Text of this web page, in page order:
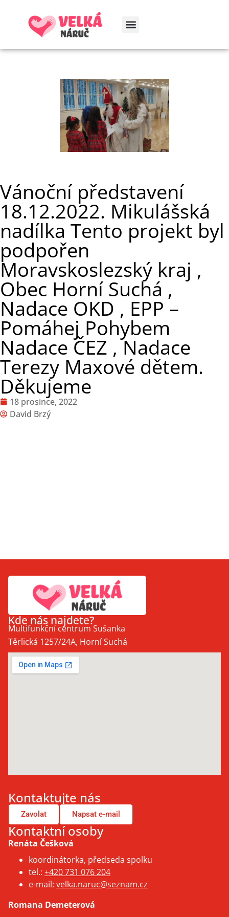
Vánoční představení
18.12.2022. Mikulášská
nadílka Tento projekt byl
podpořen
Moravskoslezský kraj ,
Obec Horní Suchá ,
Nadace OKD , EPP –
Pomáhej Pohybem
Nadace ČEZ , Nadace
Terezy Maxové dětem.
Děkujeme
18 prosince, 2022
David Brzý
Kde nás najdete?
Multifunkční centrum Sušanka
Těrlická 1257/24A, Horní Suchá
Kontaktujte nás
Zavolat Napsat e-mail
Kontaktní osoby
Renáta Češková
koordinátorka, předseda spolku
tel.: +420 731 076 204
e-mail: velka.naruc@seznam.cz
Romana Demeterová